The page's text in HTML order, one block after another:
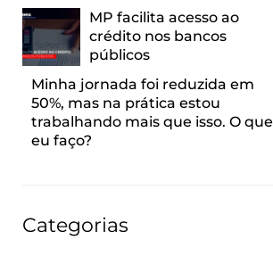
MP facilita acesso ao
crédito nos bancos
públicos
Minha jornada foi reduzida em
50%, mas na prática estou
trabalhando mais que isso. O que
eu faço?
Categorias